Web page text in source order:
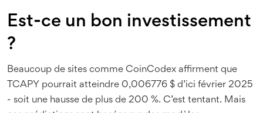
Est-ce un bon investissement
?
Beaucoup de sites comme CoinCodex affirment que
TCAPY pourrait atteindre 0,006776 $ d’ici février 2025
- soit une hausse de plus de 200 %. C’est tentant. Mais